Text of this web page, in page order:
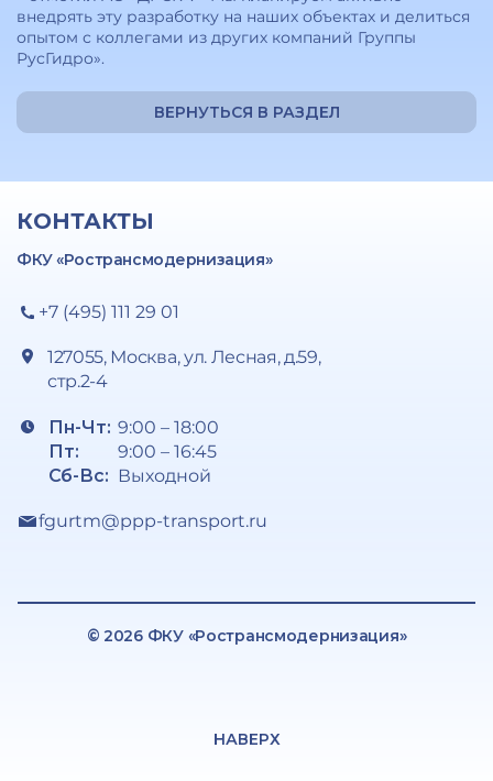
внедрять эту разработку на наших объектах и делиться
опытом с коллегами из других компаний Группы
РусГидро».
ВЕРНУТЬСЯ В РАЗДЕЛ
КОНТАКТЫ
ФКУ «Ространсмодернизация»
+7 (495) 111 29 01
127055, Москва, ул. Лесная, д.59,
стр.2-4
Пн-Чт:
Пт:
Сб-Вс:
9:00 – 18:00
9:00 – 16:45
Выходной
fgurtm@ppp-transport.ru
© 2026 ФКУ «Ространсмодернизация»
НАВЕРХ